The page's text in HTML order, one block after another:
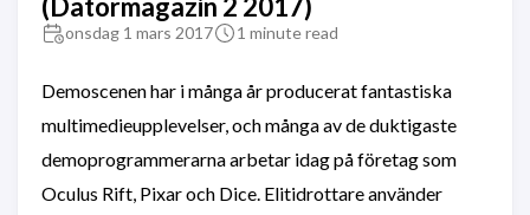
(Datormagazin 2 2017)
onsdag 1 mars 2017 1 minute read
Demoscenen har i många år producerat fantastiska
multimedieupplevelser, och många av de duktigaste
demoprogrammerarna arbetar idag på företag som
Oculus Rift, Pixar och Dice. Elitidrottare använder